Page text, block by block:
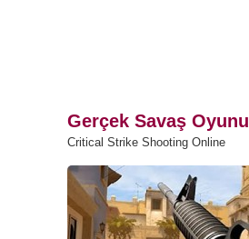
Gerçek Savaş Oyunu
Critical Strike Shooting Online